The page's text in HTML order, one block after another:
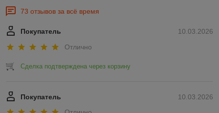
73 отзывов за всё время
10.03.2026
Покупатель
Отлично
Сделка подтверждена через корзину
10.03.2026
Покупатель